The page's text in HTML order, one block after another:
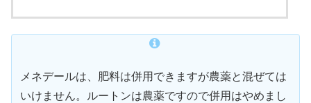
メネデールは、肥料は併用できますが農薬と混ぜては
いけません。ルートンは農薬ですので併用はやめまし